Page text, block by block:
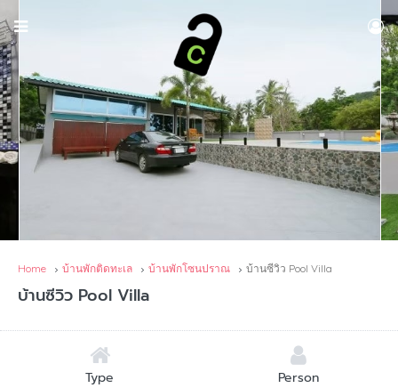
Home บ้านพักติดทะเล บ้านพักโซนปราณ บ้านซีวิว Pool Villa
บ้านซีวิว Pool Villa
Type
Person